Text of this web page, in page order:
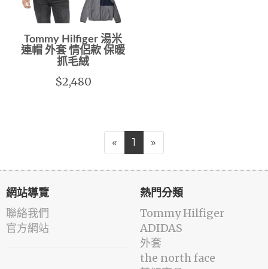
Tommy Hilfiger 湯米
連帽 外套 情侶款 保暖
抓毛絨
$2,480
« 1 »
網站導覽
聯絡我們
官方網站
熱門分類
Tommy Hilfiger
ADIDAS
外套
the north face